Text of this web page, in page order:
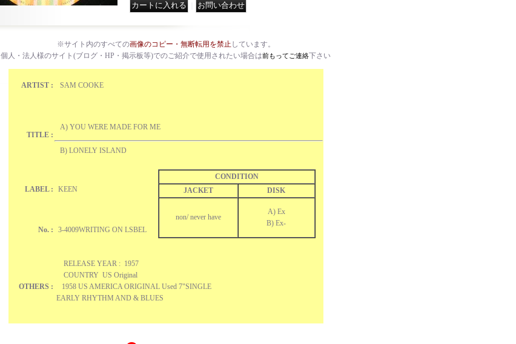
※サイト内のすべての画像のコピー・無断転用を禁止 しています。
個人・法人様のサイト(ブログ・HP・掲示板等)でのご紹介で使用されたい場合は前もってご連絡下さい
ARTIST : SAM COOKE
TITLE :
A) YOU WERE MADE FOR ME
B) LONELY ISLAND
LABEL : KEEN
CONDITION
JACKET
DISK
non/ never have
A) Ex
B) Ex-
No. : 3-4009WRITING ON LSBEL
OTHERS :
RELEASE YEAR : 1957
COUNTRY US Original
1958 US AMERICA ORIGINAL Used 7"SINGLE
EARLY RHYTHM AND & BLUES